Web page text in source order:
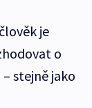
je
o
stejně jako